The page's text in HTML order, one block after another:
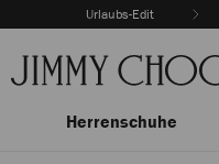
Urlaubs-Edit
Herrenschuhe